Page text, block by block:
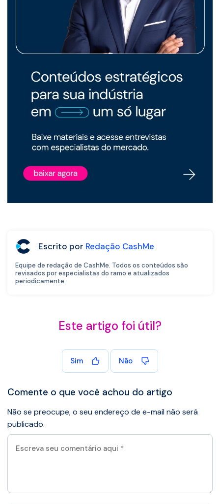
Escrito por Redação CashMe
Equipe de redação de CashMe. Todos os conteúdos são
revisados por especialistas do ramo e atualizados
periodicamente.
Este artigo foi útil?
Sim Não
Comente o que você achou do artigo
Não se preocupe, o seu endereço de e-mail não será
publicado.
Escreva
seu